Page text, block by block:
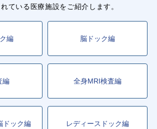
ている医療施設をご紹介します。
編 脳ドック編
編 全身MRI検査編
ドック編 レディースドック編